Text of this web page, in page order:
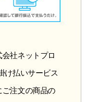
社ネットプロ
け払いサービス
注文の商品の